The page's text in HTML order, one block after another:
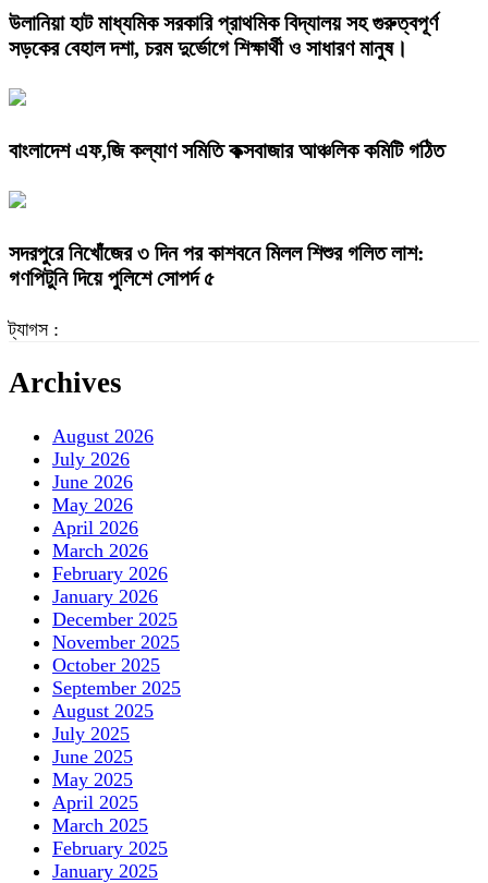
উলানিয়া হাট মাধ্যমিক সরকারি প্রাথমিক বিদ্যালয় সহ গুরুত্বপূর্ণ
সড়কের বেহাল দশা, চরম দুর্ভোগে শিক্ষার্থী ও সাধারণ মানুষ।
বাংলাদেশ এফ,জি কল্যাণ সমিতি কক্সবাজার আঞ্চলিক কমিটি গঠিত
সদরপুরে নিখোঁজের ৩ দিন পর কাশবনে মিলল শিশুর গলিত লাশ:
গণপিটুনি দিয়ে পুলিশে সোপর্দ ৫
ট্যাগস :
Archives
August 2026
July 2026
June 2026
May 2026
April 2026
March 2026
February 2026
January 2026
December 2025
November 2025
October 2025
September 2025
August 2025
July 2025
June 2025
May 2025
April 2025
March 2025
February 2025
January 2025